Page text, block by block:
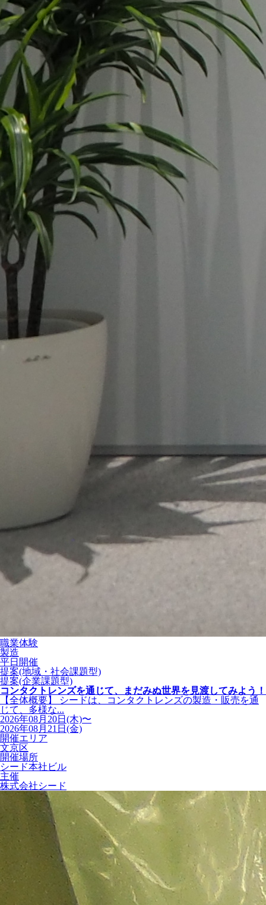
職業体験
製造
平日開催
提案(地域・社会課題型)
提案(企業課題型)
コンタクトレンズを通じて、まだみぬ世界を見渡してみよう！
【全体概要】 シードは、コンタクトレンズの製造・販売を通
じて、多様な...
2026年08月20日(木)〜
2026年08月21日(金)
開催エリア
文京区
開催場所
シード本社ビル
主催
株式会社シード